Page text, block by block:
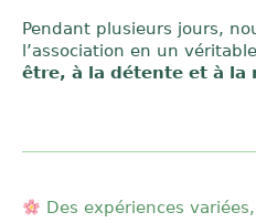
Pendant plusieurs jours,
l’association en un
être, à la détente et à la
Des expériences